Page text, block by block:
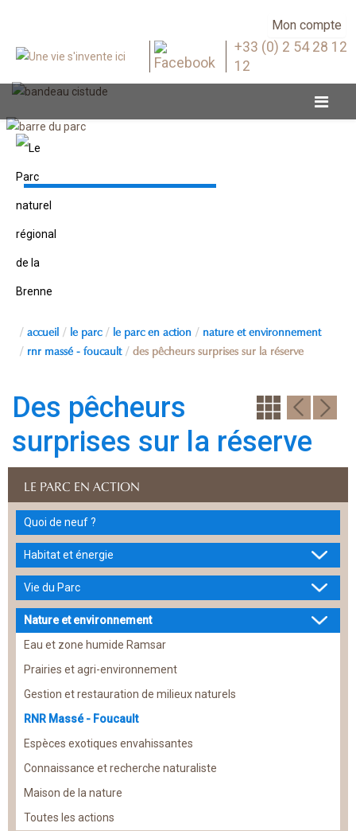
Mon compte
+33 (0) 2 54 28 12
12
accueil le parc le parc en action nature et environnement
rnr massé - foucault des pêcheurs surprises sur la réserve
Des pêcheurs
surprises sur la réserve
LE PARC EN ACTION
Quoi de neuf ?
Habitat et énergie
Vie du Parc
Nature et environnement
Eau et zone humide Ramsar
Prairies et agri-environnement
Gestion et restauration de milieux naturels
RNR Massé - Foucault
Espèces exotiques envahissantes
Connaissance et recherche naturaliste
Maison de la nature
Toutes les actions